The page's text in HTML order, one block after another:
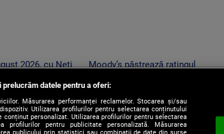
2026, cu Neti
Moody’s păstrează ratingul
„recomandat investiţiilor”, cu
perspectiva negativă
datele pentru a oferi:
Măsurarea performanței reclamelor. Stocarea și/sau
Utilizarea profilurilor pentru selectarea conținutului
conținut personalizat. Utilizarea profilurilor pentru selectarea
profilurilor pentru publicitate personalizată. Măsurarea